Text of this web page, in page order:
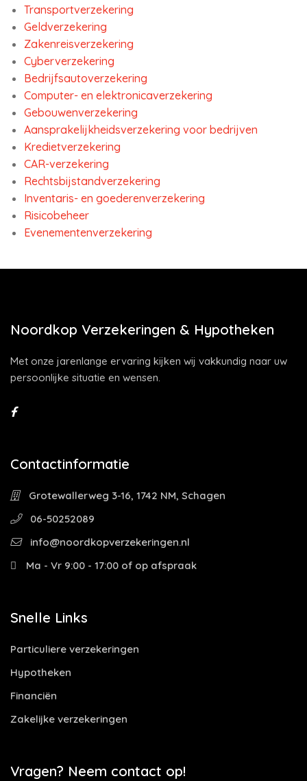
Transportverzekering
Geldverzekering
Zakenreisverzekering
Cyberverzekering
Bedrijfsautoverzekering
Computer- en elektronicaverzekering
Gebouwenverzekering
Aansprakelijkheidsverzekering voor bedrijven
Kredietverzekering
CAR-verzekering
Rechtsbijstandverzekering
Inventaris- en goederenverzekering
Risicobeheer
Evenementenverzekering
Noordkop Verzekeringen & Hypotheken
Met onze jarenlange ervaring kijken wij vakkundig naar uw
persoonlijke situatie en wensen.
Contactinformatie
Grotewallerweg 3-16, 1742 NM, Schagen
06-50252089
info@noordkopverzekeringen.nl
Ma - Vr 9:00 - 17:00 of op afspraak
Snelle Links
Particuliere verzekeringen
Hypotheken
Financiën
Zakelijke verzekeringen
Vragen? Neem contact op!